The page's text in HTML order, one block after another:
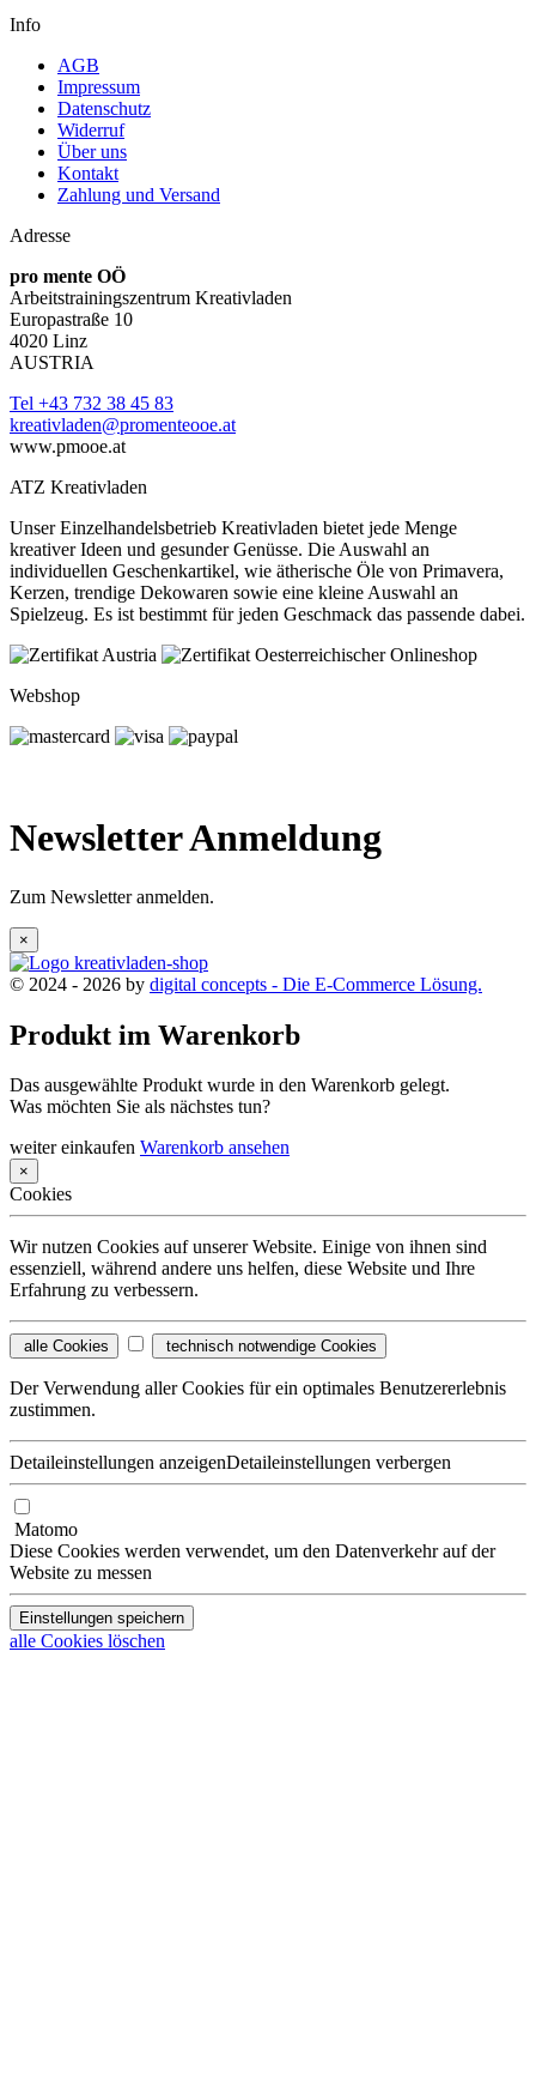
Info
AGB
Impressum
Datenschutz
Widerruf
Über uns
Kontakt
Zahlung und Versand
Adresse
pro mente OÖ
Arbeitstrainingszentrum Kreativladen
Europastraße 10
4020 Linz
AUSTRIA
Tel +43 732 38 45 83
kreativladen@promenteooe.at
www.pmooe.at
ATZ Kreativladen
Unser Einzelhandelsbetrieb Kreativladen bietet jede Menge
kreativer Ideen und gesunder Genüsse. Die Auswahl an
individuellen Geschenkartikel, wie ätherische Öle von Primavera,
Kerzen, trendige Dekowaren sowie eine kleine Auswahl an
Spielzeug. Es ist bestimmt für jeden Geschmack das passende dabei.
Webshop
Newsletter Anmeldung
Zum Newsletter anmelden.
×
© 2024 - 2026 by digital concepts - Die E-Commerce Lösung.
Produkt im Warenkorb
Das ausgewählte Produkt wurde in den Warenkorb gelegt.
Was möchten Sie als nächstes tun?
weiter einkaufen Warenkorb ansehen
×
Cookies
Wir nutzen Cookies auf unserer Website. Einige von ihnen sind
essenziell, während andere uns helfen, diese Website und Ihre
Erfahrung zu verbessern.
alle Cookies technisch notwendige Cookies
Der Verwendung aller Cookies für ein optimales Benutzererlebnis
zustimmen.
Detaileinstellungen anzeigenDetaileinstellungen verbergen
Matomo
Diese Cookies werden verwendet, um den Datenverkehr auf der
Website zu messen
Einstellungen speichern
alle Cookies löschen